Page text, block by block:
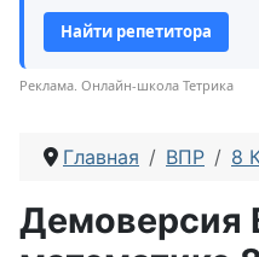
Найти репетитора
Реклама. Онлайн-школа Тетрика
Главная ВПР 8
Демоверсия